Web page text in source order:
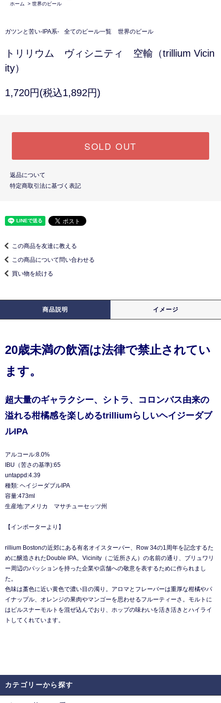
ホーム
> 世界のビール
ガツンと苦い-IPA系- 全てのビール一覧 世界のビール
トリリウム ヴィシニティ 空輸（trillium Vicin
ity）
1,720円(税込1,892円)
SOLD OUT
返品について
特定商取引法に基づく表記
この商品を友達に教える
この商品について問い合わせる
買い物を続ける
商品説明 イメージ
20歳未満の飲酒は法律で禁止されてい
ます。
超大量のギャラクシー、シトラ、コロンバス由来の
溢れる柑橘感を楽しめるtrilliumらしいヘイジーダブ
ルIPA
アルコール:8.0%
IBU（苦さの基準):65
untappd:4.39
種類: ヘイジーダブルIPA
容量:473ml
生産地:アメリカ マサチューセッツ州
【インポーターより】
rillium Bostonの近郊にある有名オイスターバー、Row 34の1周年を記念するた
めに醸造されたDouble IPA。Vicinity（ご近所さん）の名前の通り、ブリュワリ
ー周辺のパッションを持った企業や店舗への敬意を表するために作られまし
た。
色味は藁色に近い黄色で濃い目の濁り。アロマとフレーバーは重厚な柑橘やパ
イナップル、オレンジの果肉やマンゴーを思わせるフルーティーさ。モルトに
はピルスナーモルトを混ぜ込んでおり、ホップの味わいを活き活きとハイライ
トしてくれています。
カテゴリーから探す